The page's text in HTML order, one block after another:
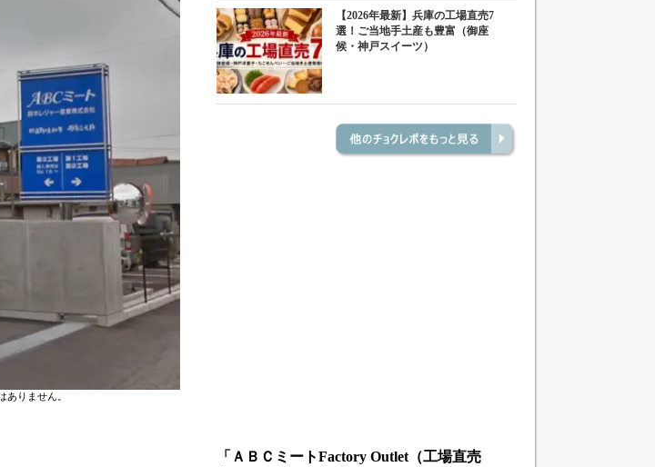
りません。
【2026年最新】兵庫の工場直売7
選！ご当地手土産も豊富（御座
候・神戸スイーツ）
「ＡＢＣミートFactory Outlet（工場直売